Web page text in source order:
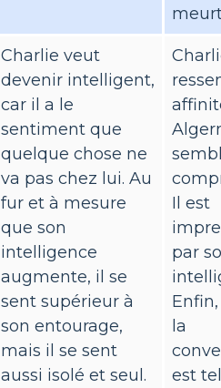
Charlie veut
devenir intelligent,
car il a le
sentiment que
quelque chose ne
va pas chez lui. Au
fur et à mesure
que son
intelligence
augmente, il se
sent supérieur à
son entourage,
mais il se sent
aussi isolé et seul.
Il est
par
la
est